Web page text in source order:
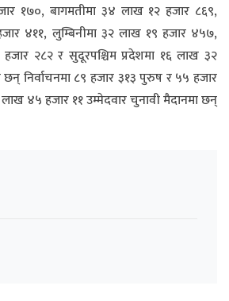
१७०, बागमतीमा ३४ लाख १२ हजार ८६९,
४११, लुम्बिनीमा ३२ लाख १९ हजार ४५७,
२८२ र सुदूरपश्चिम प्रदेशमा १६ लाख ३२
निर्वाचनमा ८९ हजार ३१३ पुरुष र ५५ हजार
४५ हजार ११ उम्मेदवार चुनावी मैदानमा छन्